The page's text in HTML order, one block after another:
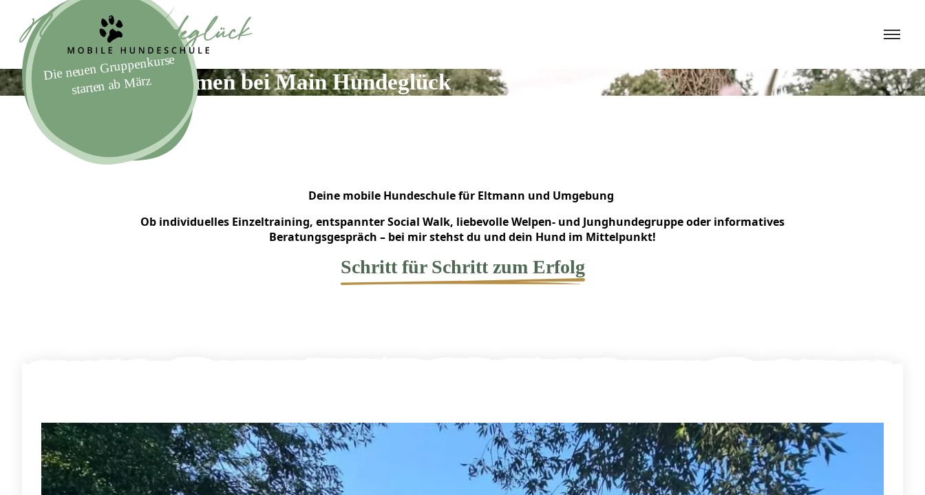
Herzlich Willkommen bei Main Hundeglück
Die neuen Gruppenkurse
starten ab
März
Deine mobile Hundeschule für Eltmann und Umgebung
Ob individuelles Einzeltraining, entspannter Social Walk, liebevolle Welpen- und Junghundegruppe oder informatives
Beratungsgespräch – bei mir stehst du und dein Hund im Mittelpunkt!
Schritt für Schritt zum Erfolg